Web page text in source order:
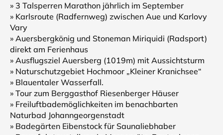
» 3 Talsperren Marathon jährlich im September
» Karlsroute (Radfernweg) zwischen Aue und Karlovy
Vary
» Auersbergkönig und Stoneman Miriquidi (Radsport)
direkt am Ferienhaus
» Ausflugsziel Auersberg (1019m) mit Aussichtsturm
» Naturschutzgebiet Hochmoor „Kleiner Kranichsee“
» Blauentaler Wasserfall.
» Tour zum Berggasthof Riesenberger Häuser
» Freiluftbademöglichkeiten im benachbarten
Naturbad Johanngeorgenstadt
» Badegärten Eibenstock für Saunaliebhaber